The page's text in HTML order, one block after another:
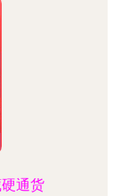
通货